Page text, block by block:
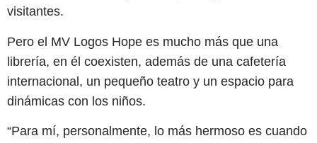
visitantes.
Pero el MV Logos Hope es mucho más que una
librería, en él coexisten, además de una cafetería
internacional, un pequeño teatro y un espacio para
dinámicas con los niños.
“Para mí, personalmente, lo más hermoso es cuando